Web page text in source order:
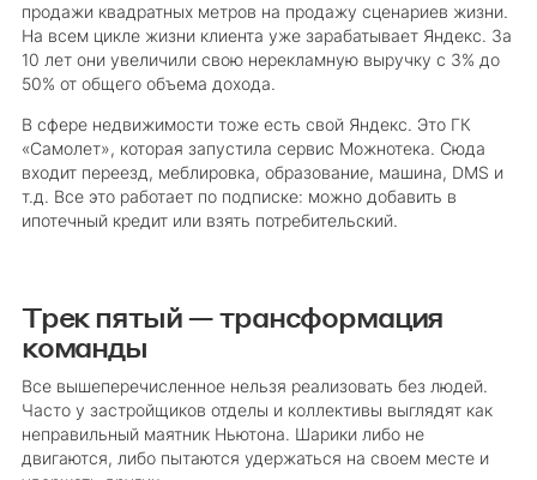
продажи квадратных метров на продажу сценариев жизни.
На всем цикле жизни клиента уже зарабатывает Яндекс. За
10 лет они увеличили свою нерекламную выручку с 3% до
50% от общего объема дохода.
В сфере недвижимости тоже есть свой Яндекс. Это ГК
«Самолет», которая запустила сервис Можнотека. Сюда
входит переезд, меблировка, образование, машина, DMS и
т.д. Все это работает по подписке: можно добавить в
ипотечный кредит или взять потребительский.
Трек пятый — трансформация
команды
Все вышеперечисленное нельзя реализовать без людей.
Часто у застройщиков отделы и коллективы выглядят как
неправильный маятник Ньютона. Шарики либо не
двигаются, либо пытаются удержаться на своем месте и